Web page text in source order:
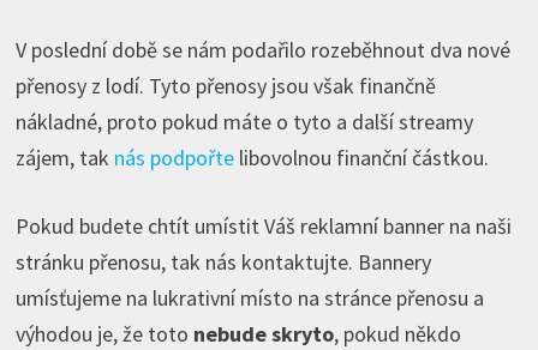
V poslední době se nám podařilo rozeběhnout dva nové
přenosy z lodí. Tyto přenosy jsou však finančně
nákladné, proto pokud máte o tyto a další streamy
zájem, tak nás podpořtelibovolnou finanční částkou.
Pokud budete chtít umístit Váš reklamní banner na naši
stránku přenosu, tak nás kontaktujte. Bannery
umísťujeme na lukrativní místo na stránce přenosu a
výhodou je, že toto nebude skryto, pokud někdo